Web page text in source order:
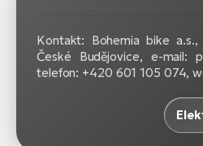
Kontakt: Bohemia bike
České Budějovice, e-mail:
telefon: +420 601 105 074,